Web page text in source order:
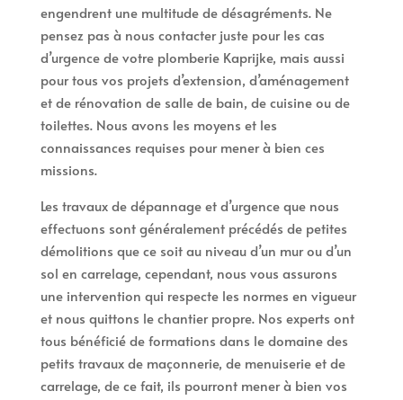
engendrent une multitude de désagréments. Ne
pensez pas à nous contacter juste pour les cas
d’urgence de votre plomberie Kaprijke, mais aussi
pour tous vos projets d’extension, d’aménagement
et de rénovation de salle de bain, de cuisine ou de
toilettes. Nous avons les moyens et les
connaissances requises pour mener à bien ces
missions.
Les travaux de dépannage et d’urgence que nous
effectuons sont généralement précédés de petites
démolitions que ce soit au niveau d’un mur ou d’un
sol en carrelage, cependant, nous vous assurons
une intervention qui respecte les normes en vigueur
et nous quittons le chantier propre. Nos experts ont
tous bénéficié de formations dans le domaine des
petits travaux de maçonnerie, de menuiserie et de
carrelage, de ce fait, ils pourront mener à bien vos